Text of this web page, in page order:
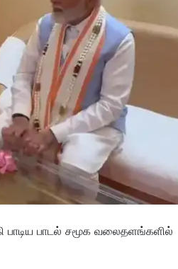
பாடிய பாடல் சமூக வலைதளங்களில்